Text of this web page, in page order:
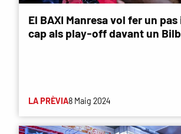
El BAXI Manresa vol fer un
cap als play-off davant un
LA PRÈVIA8 Maig 2024